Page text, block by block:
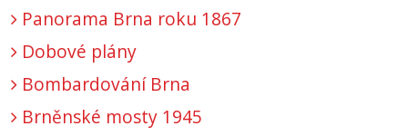
Panorama Brna roku 1867
Dobové plány
Bombardování Brna
Brněnské mosty 1945